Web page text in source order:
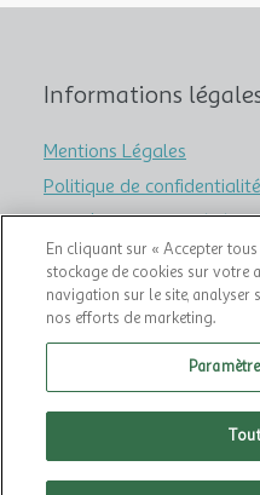
Informations
Mentions Légales
Politique de confidentialité
CGV (Conditions
CGU (Conditions
Accessibilité : non
Offres et
Logiciel et Cookies
En cliquant sur « Accepter
stockage de cookies sur votre
navigation sur le site,
nos efforts de marketing.